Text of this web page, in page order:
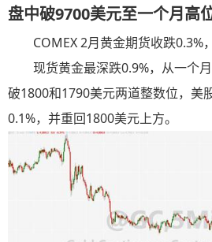
盘中破9700美元至一个月高
COMEX 2月黄金期货收跌0.3%
现货黄金最深跌0.9%，从一个
破1800和1790美元两道整数位，美
0.1%，并重回1800美元上方。